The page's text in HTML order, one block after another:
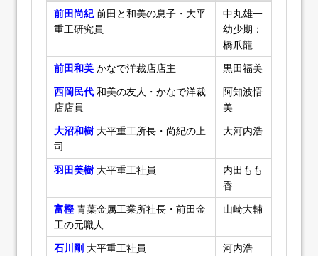
前田尚紀前田と和美の息子・大平
重工研究員
中丸雄一
幼少期：
橋爪龍
前田和美 かなで洋裁店店主
黒田福美
西岡民代 和美の友人・かなで洋裁
店店員
阿知波悟
美
大沼和樹 大平重工所長・尚紀の上
司
大河内浩
羽田美樹 大平重工社員
内田もも
香
富樫青葉金属工業所社長・前田金
工の元職人
山崎大輔
石川剛 大平重工社員
河内浩